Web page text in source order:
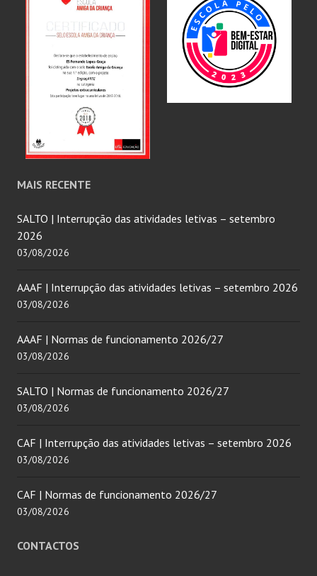
MAIS RECENTE
SALTO | Interrupção das atividades letivas – setembro
2026
03/08/2026
AAAF | Interrupção das atividades letivas – setembro 2026
03/08/2026
AAAF | Normas de funcionamento 2026/27
03/08/2026
SALTO | Normas de funcionamento 2026/27
03/08/2026
CAF | Interrupção das atividades letivas – setembro 2026
03/08/2026
CAF | Normas de funcionamento 2026/27
03/08/2026
CONTACTOS